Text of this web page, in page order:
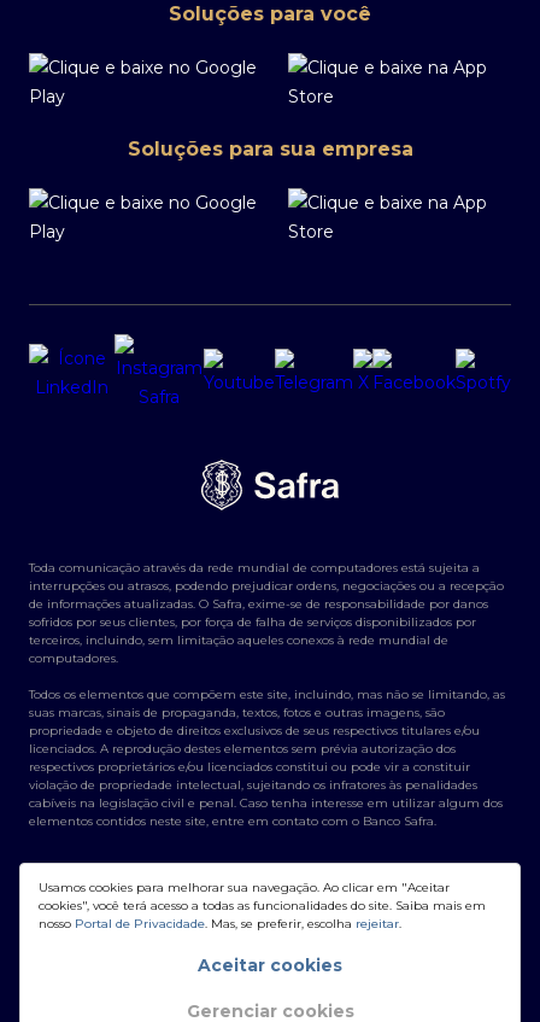
Soluções para você
Soluções para sua empresa
Toda comunicação através da rede mundial de computadores está sujeita a
interrupções ou atrasos, podendo prejudicar ordens, negociações ou a recepção
de informações atualizadas. O Safra, exime-se de responsabilidade por danos
sofridos por seus clientes, por força de falha de serviços disponibilizados por
terceiros, incluindo, sem limitação aqueles conexos à rede mundial de
computadores.
Todos os elementos que compõem este site, incluindo, mas não se limitando, as
suas marcas, sinais de propaganda, textos, fotos e outras imagens, são
propriedade e objeto de direitos exclusivos de seus respectivos titulares e/ou
licenciados. A reprodução destes elementos sem prévia autorização dos
respectivos proprietários e/ou licenciados constitui ou pode vir a constituir
violação de propriedade intelectual, sujeitando os infratores às penalidades
cabíveis na legislação civil e penal. Caso tenha interesse em utilizar algum dos
elementos contidos neste site, entre em contato com o Banco Safra.
Usamos cookies para melhorar sua navegação. Ao clicar em "Aceitar
cookies", você terá acesso a todas as funcionalidades do site. Saiba mais em
nosso Portal de Privacidade. Mas, se preferir, escolha rejeitar.
Aceitar cookies
Gerenciar cookies